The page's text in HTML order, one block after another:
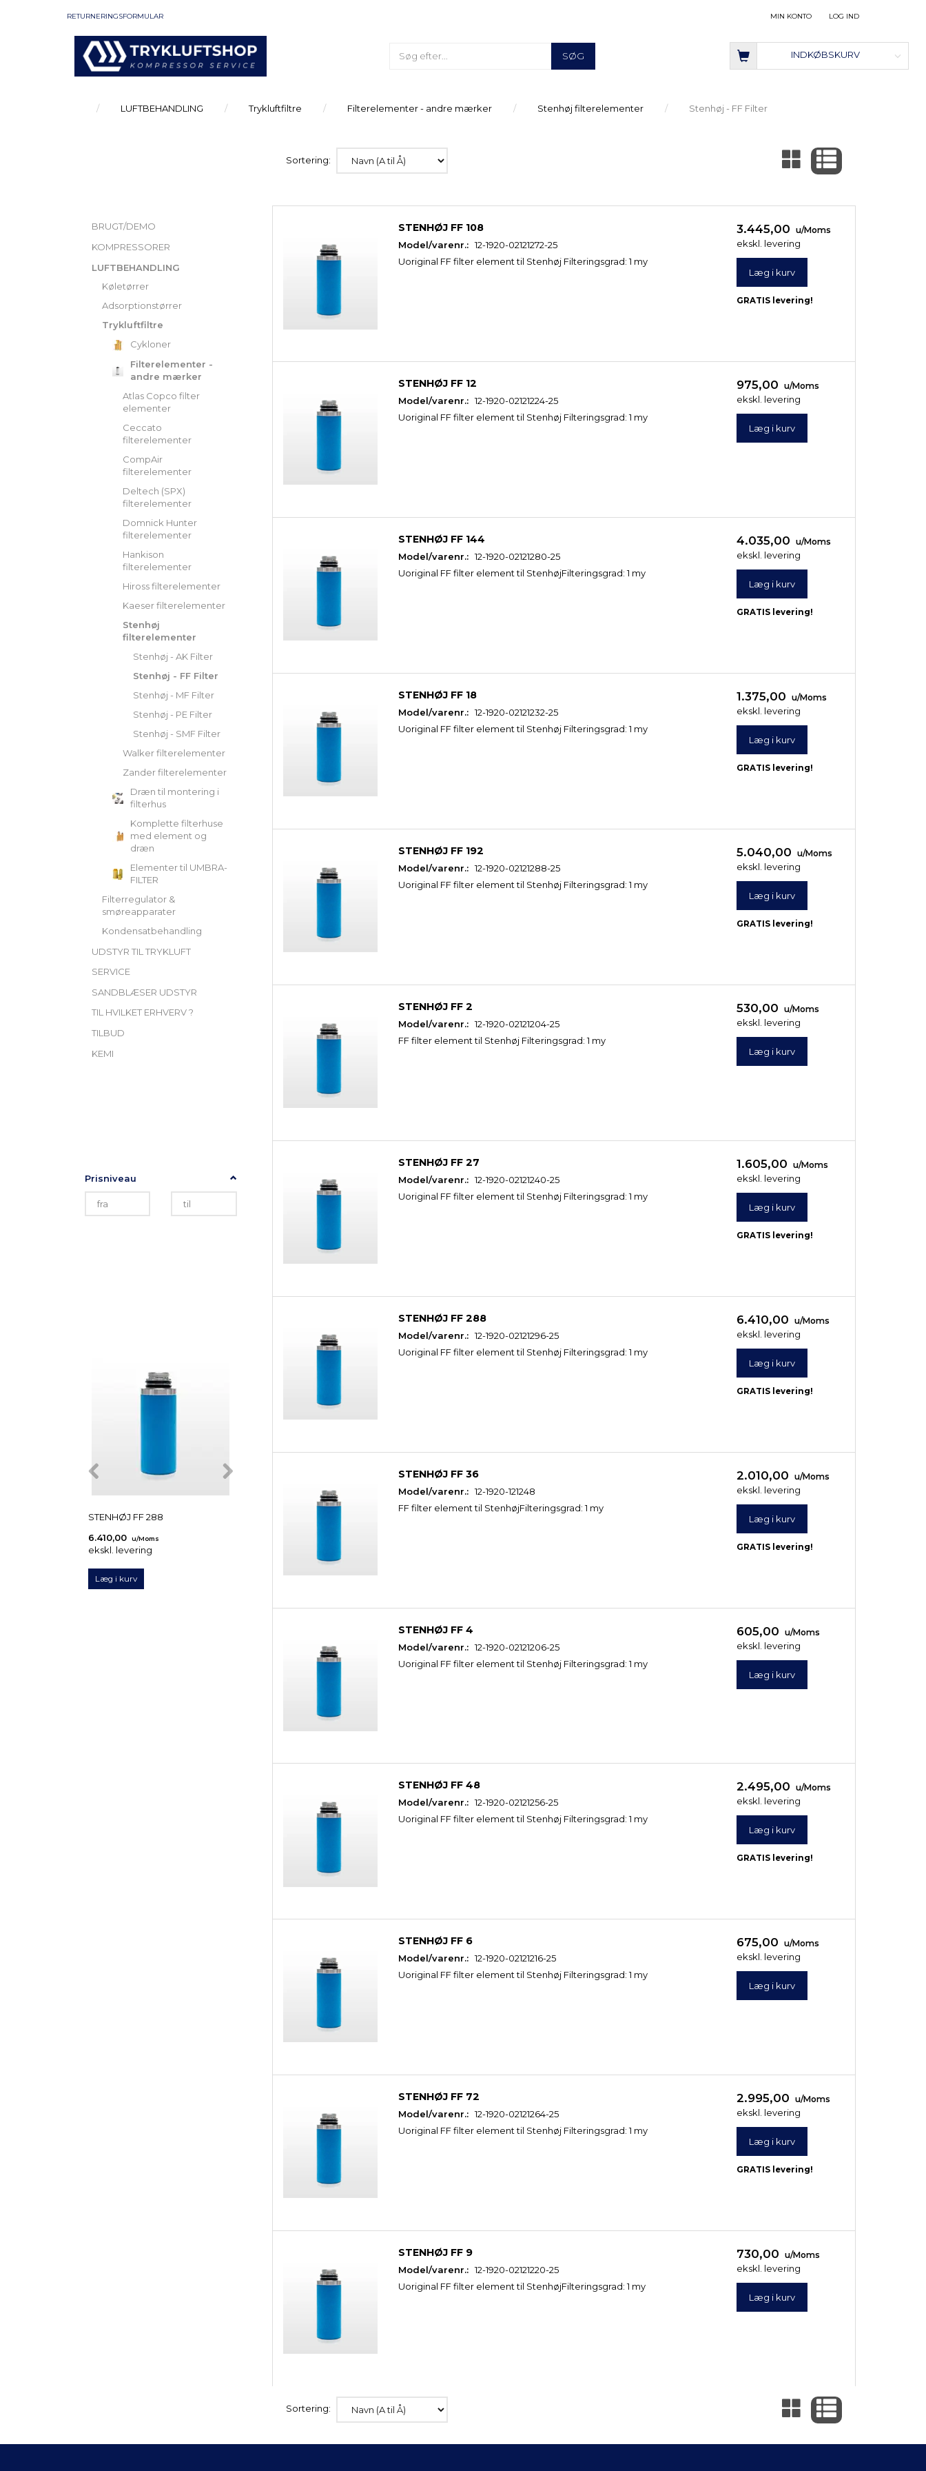
LOG IND
MIN KONTO
RETURNERINGSFORMULAR
SØG INDKØBSKURV
LUFTBEHANDLING Trykluftfiltre Filterelementer - andre mærker Stenhøj filterelementer Stenhøj - FF Filter
BRUGT/DEMO
KOMPRESSORER
LUFTBEHANDLING
Køletørrer
Adsorptionstørrer
Trykluftfiltre
Cykloner
Filterelementer -
andre mærker
Atlas Copco filter
elementer
Ceccato
filterelementer
CompAir
filterelementer
Deltech (SPX)
filterelementer
Domnick Hunter
filterelementer
Hankison
filterelementer
Hiross filterelementer
Kaeser filterelementer
Stenhøj
filterelementer
Stenhøj - AK Filter
Stenhøj - FF Filter
Stenhøj - MF Filter
Stenhøj - PE Filter
Stenhøj - SMF Filter
Walker filterelementer
Zander filterelementer
Dræn til montering i
filterhus
Komplette filterhuse
med element og
dræn
Elementer til UMBRA-
FILTER
Filterregulator &
smøreapparater
Kondensatbehandling
UDSTYR TIL TRYKLUFT
SERVICE
SANDBLÆSER UDSTYR
TIL HVILKET ERHVERV ?
TILBUD
KEMI
Prisniveau
STENHØJ FF 288
6.410,00
u/Moms
ekskl. levering
Læg i kurv
STENHØJ FF 108
STENHØJ FF 72
ekskl. levering
Sortering:
STENHØJ FF 108
Model/varenr.: 12-1920-02121272-25
Uoriginal FF filter element til Stenhøj Filteringsgrad: 1 my
3.445,00 u/Moms
ekskl. levering
Læg i kurv
GRATIS levering!
STENHØJ FF 12
Model/varenr.: 12-1920-02121224-25
Uoriginal FF filter element til Stenhøj Filteringsgrad: 1 my
975,00 u/Moms
ekskl. levering
Læg i kurv
STENHØJ FF 144
Model/varenr.: 12-1920-02121280-25
Uoriginal FF filter element til StenhøjFilteringsgrad: 1 my
4.035,00 u/Moms
ekskl. levering
Læg i kurv
GRATIS levering!
STENHØJ FF 18
Model/varenr.: 12-1920-02121232-25
Uoriginal FF filter element til Stenhøj Filteringsgrad: 1 my
1.375,00 u/Moms
ekskl. levering
Læg i kurv
GRATIS levering!
STENHØJ FF 192
Model/varenr.: 12-1920-02121288-25
Uoriginal FF filter element til Stenhøj Filteringsgrad: 1 my
5.040,00 u/Moms
ekskl. levering
Læg i kurv
GRATIS levering!
STENHØJ FF 2
Model/varenr.: 12-1920-02121204-25
FF filter element til Stenhøj Filteringsgrad: 1 my
530,00 u/Moms
ekskl. levering
Læg i kurv
STENHØJ FF 27
Model/varenr.: 12-1920-02121240-25
Uoriginal FF filter element til Stenhøj Filteringsgrad: 1 my
1.605,00 u/Moms
ekskl. levering
Læg i kurv
GRATIS levering!
STENHØJ FF 288
Model/varenr.: 12-1920-02121296-25
Uoriginal FF filter element til Stenhøj Filteringsgrad: 1 my
6.410,00 u/Moms
ekskl. levering
Læg i kurv
GRATIS levering!
STENHØJ FF 36
Model/varenr.: 12-1920-121248
FF filter element til StenhøjFilteringsgrad: 1 my
2.010,00 u/Moms
ekskl. levering
Læg i kurv
GRATIS levering!
STENHØJ FF 4
Model/varenr.: 12-1920-02121206-25
Uoriginal FF filter element til Stenhøj Filteringsgrad: 1 my
605,00 u/Moms
ekskl. levering
Læg i kurv
STENHØJ FF 48
Model/varenr.: 12-1920-02121256-25
Uoriginal FF filter element til Stenhøj Filteringsgrad: 1 my
2.495,00 u/Moms
ekskl. levering
Læg i kurv
GRATIS levering!
STENHØJ FF 6
Model/varenr.: 12-1920-02121216-25
Uoriginal FF filter element til Stenhøj Filteringsgrad: 1 my
675,00 u/Moms
ekskl. levering
Læg i kurv
STENHØJ FF 72
Model/varenr.: 12-1920-02121264-25
Uoriginal FF filter element til Stenhøj Filteringsgrad: 1 my
2.995,00 u/Moms
ekskl. levering
Læg i kurv
GRATIS levering!
STENHØJ FF 9
Model/varenr.: 12-1920-02121220-25
Uoriginal FF filter element til StenhøjFilteringsgrad: 1 my
730,00 u/Moms
ekskl. levering
Læg i kurv
Sortering: